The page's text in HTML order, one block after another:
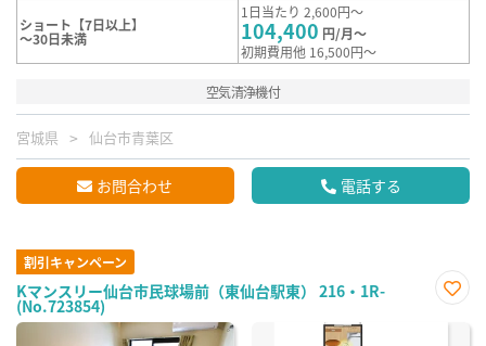
ショート【7日以上】
～30日未満
1日当たり 2,600円～
104,400 円/月～
初期費用他 16,500円～
空気清浄機付
宮城県 仙台市青葉区
お問合わせ 電話する
割引キャンペーン
Kマンスリー仙台市民球場前（東仙台駅東） 216・1R-
(No.723854)
に入